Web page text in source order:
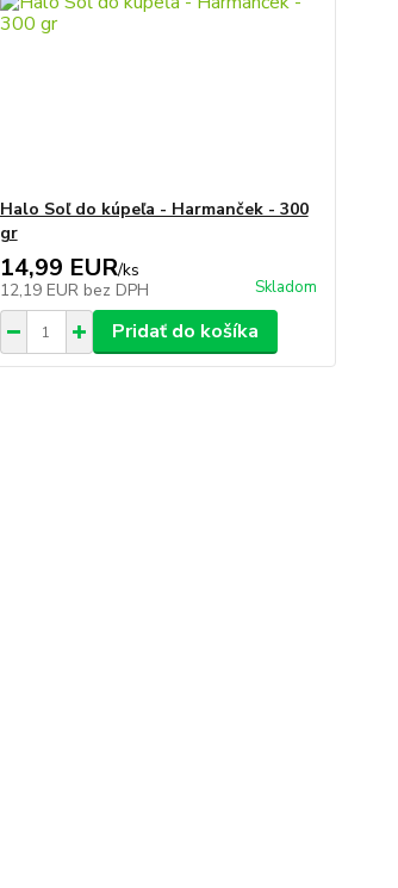
Halo Soľ do kúpeľa - Harmanček - 300
gr
14,99 EUR/ks
12,19 EUR bez DPH Skladom
Pridať do košíka